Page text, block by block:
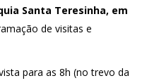
Santa Teresinha, em
de visitas e
para as 8h (no trevo da